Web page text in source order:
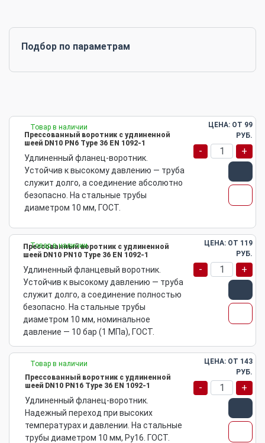
Подбор по параметрам
Товар в наличии
Прессованный воротник с удлиненной
шеей DN10 PN6 Type 36 EN 1092-1
Удлиненный фланец-воротник.
Устойчив к высокому давлению — труба
служит долго, а соединение абсолютно
безопасно. На стальные трубы
диаметром 10 мм, ГОСТ.
ЦЕНА: ОТ 99
РУБ.
- +
Товар в наличии
Прессованный воротник с удлиненной
шеей DN10 PN10 Type 36 EN 1092-1
Удлиненный фланцевый воротник.
Устойчив к высокому давлению — труба
служит долго, а соединение полностью
безопасно. На стальные трубы
диаметром 10 мм, номинальное
давление — 10 бар (1 МПа), ГОСТ.
ЦЕНА: ОТ 119
РУБ.
- +
Товар в наличии
Прессованный воротник с удлиненной
шеей DN10 PN16 Type 36 EN 1092-1
Удлиненный фланец-воротник.
Надежный переход при высоких
температурах и давлении. На стальные
трубы диаметром 10 мм, Ру16. ГОСТ.
ЦЕНА: ОТ 143
РУБ.
- +